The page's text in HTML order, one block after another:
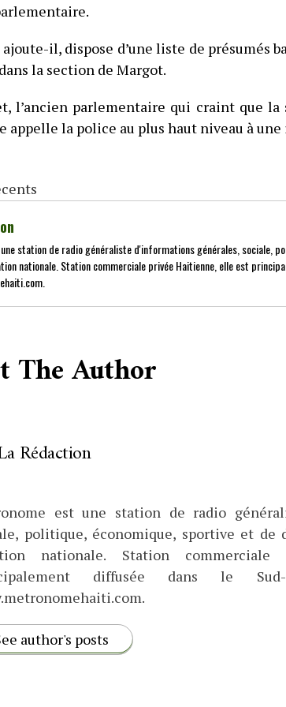
il, dispose d’une liste de présumés
la section de Margot.
l’ancien parlementaire qui craint que
appelle la police au plus haut niveau à
station de radio généraliste d'informations générales, sociale,
nationale. Station commerciale privée Haitienne, elle est
The Author
Rédaction
est une station de radio
politique, économique, sportive et de
nationale. Station
diffusée dans le
author's posts